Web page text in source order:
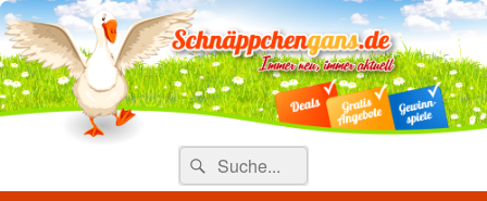
Täglich die besten Gewinnspiele
und Angebote
Search
for:
Suche